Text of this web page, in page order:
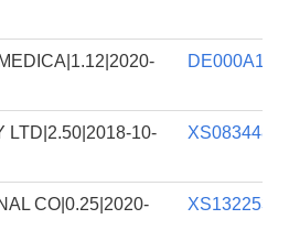
LTD|2.50|2018-10-
CO|0.25|2020-